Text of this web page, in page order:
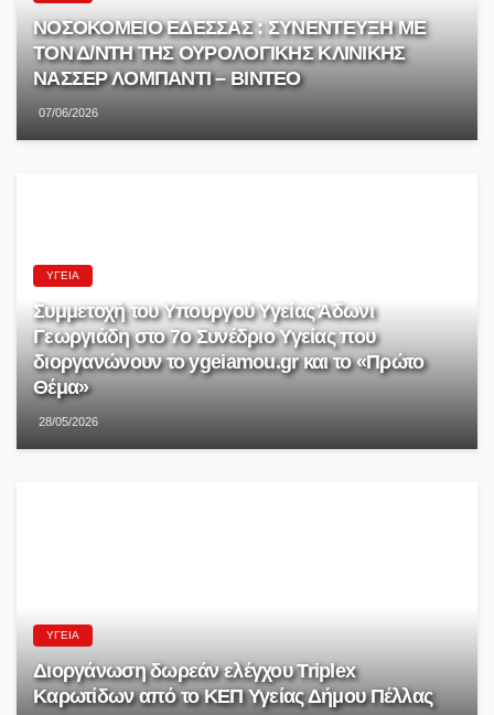
ΝΟΣΟΚΟΜΕΙΟ ΕΔΕΣΣΑΣ : ΣΥΝΕΝΤΕΥΞΗ ΜΕ
ΤΟΝ Δ/ΝΤΗ ΤΗΣ ΟΥΡΟΛΟΓΙΚΗΣ ΚΛΙΝΙΚΗΣ
ΝΑΣΣΕΡ ΛΟΜΠΑΝΤI – ΒΙΝΤΕΟ
07/06/2026
ΥΓΕΊΑ
Συμμετοχή του Υπουργού Υγείας Άδωνι
Γεωργιάδη στο 7ο Συνέδριο Υγείας που
διοργανώνουν το ygeiamou.gr και το «Πρώτο
Θέμα»
28/05/2026
ΥΓΕΊΑ
Διοργάνωση δωρεάν ελέγχου Triplex
Kαρωτίδων από το ΚΕΠ Υγείας Δήμου Πέλλας